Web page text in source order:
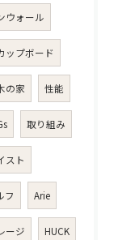
ウォール
ップボード
の家 性能
取り組み
スト
フ Arie
ージ HUCK